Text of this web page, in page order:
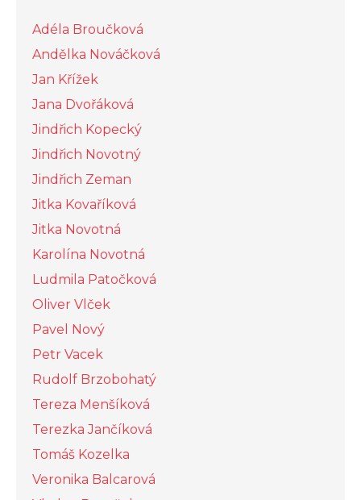
Adéla Broučková
Andělka Nováčková
Jan Křížek
Jana Dvořáková
Jindřich Kopecký
Jindřich Novotný
Jindřich Zeman
Jitka Kovaříková
Jitka Novotná
Karolína Novotná
Ludmila Patočková
Oliver Vlček
Pavel Nový
Petr Vacek
Rudolf Brzobohatý
Tereza Menšíková
Terezka Jančíková
Tomáš Kozelka
Veronika Balcarová